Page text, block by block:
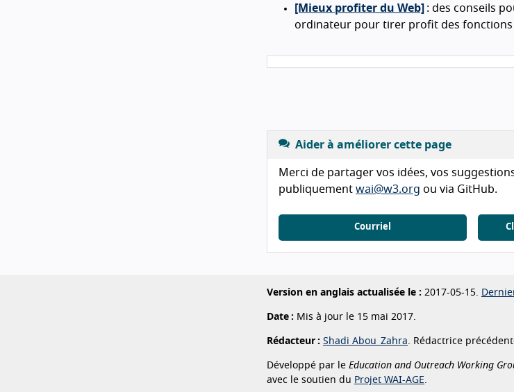
[Mieux profiter du Web] : des conseils
ordinateur pour tirer profit des fonctions
Aider à améliorer cette page
Merci de partager vos idées, vos
publiquement wai@w3.org ou via GitHub.
Courriel
Version en anglais actualisée le : 2017-05-15.
Date : Mis à jour le 15 mai 2017.
Rédacteur : Shadi Abou_Zahra . Rédactrice
Développé par le Education and Outreach Working
avec le soutien du Projet WAI-AGE